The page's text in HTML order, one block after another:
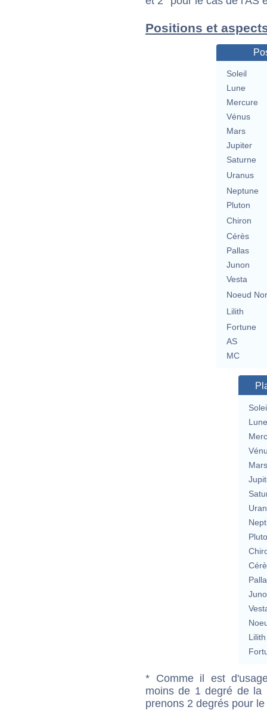
Positions et
Soleil
Lune
Mercure
Vénus
Mars
Jupiter
Saturne
Uranus
Neptune
Pluton
Chiron
Cérès
Pallas
Junon
Vesta
Noeud
Lilith
Fortune
AS
MC
Lune
Mars
Lilith
* Comme il est
moins de 1 degré de la
prenons 2 degrés pour